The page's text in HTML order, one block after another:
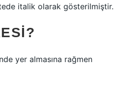
italik olarak gösterilmiştir.
yer almasına rağmen